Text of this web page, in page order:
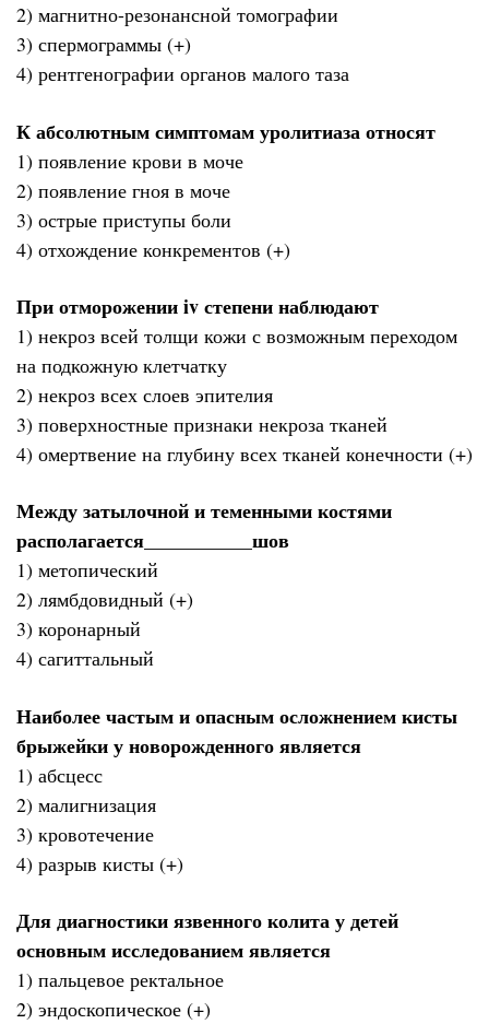
2) магнитно-резонансной томографии
3) спермограммы (+)
4) рентгенографии органов малого таза
К абсолютным симптомам уролитиаза относят
1) появление крови в моче
2) появление гноя в моче
3) острые приступы боли
4) отхождение конкрементов (+)
При отморожении iv степени наблюдают
1) некроз всей толщи кожи с возможным переходом
на подкожную клетчатку
2) некроз всех слоев эпителия
3) поверхностные признаки некроза тканей
4) омертвение на глубину всех тканей конечности (+)
Между затылочной и теменными костями
располагается___________шов
1) метопический
2) лямбдовидный (+)
3) коронарный
4) сагиттальный
Наиболее частым и опасным осложнением кисты
брыжейки у новорожденного является
1) абсцесс
2) малигнизация
3) кровотечение
4) разрыв кисты (+)
Для диагностики язвенного колита у детей
основным исследованием является
1) пальцевое ректальное
2) эндоскопическое (+)